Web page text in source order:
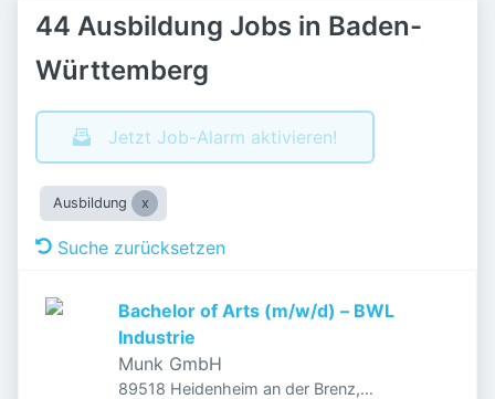
44 Ausbildung Jobs in Baden-
Württemberg
Jetzt Job-Alarm aktivieren!
Ausbildung
Suche zurücksetzen
Bachelor of Arts (m/w/d) – BWL
Industrie
Munk GmbH
89518 Heidenheim an der Brenz,